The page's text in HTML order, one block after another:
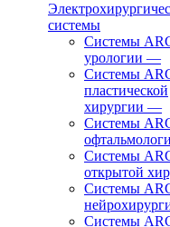
системы
Системы
урологии —
Системы
пластической
хирургии —
Системы
Системы
открытой
Системы
Системы